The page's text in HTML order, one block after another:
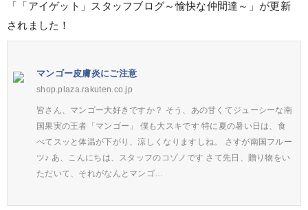
「「アイゲット」スタッフブログ～愉快な仲間達～」が更新
されました！
マンゴー皮膚炎にご注意
shop.plaza.rakuten.co.jp
皆さん、マンゴー大好きですか？ そう、あの甘くてジューシーな南
国果実の王者「マンゴー」 僕も大スキです 特に夏の暑い日は、食
べてスッと体温が下がり、涼しくなりますしね。 さすが南国フルー
ツ♪ あ、こんにちは、スタッフのコゾノです さて先日、贈り物をい
ただいて、それがなんとマンゴ…